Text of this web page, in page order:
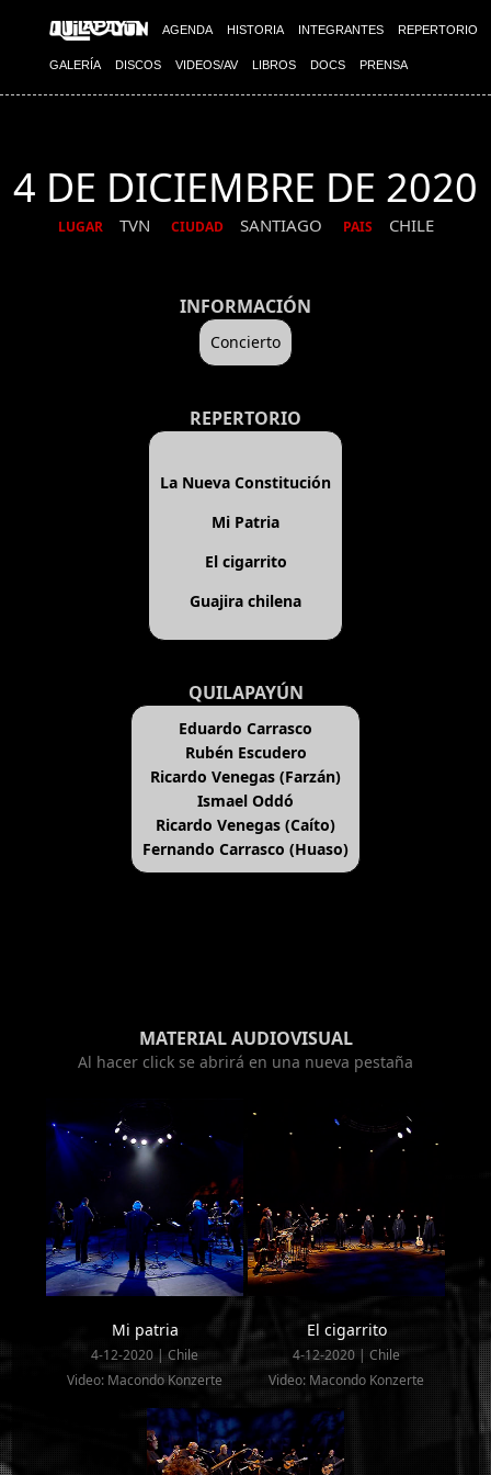
AGENDA HISTORIA INTEGRANTES REPERTORIO
GALERÍA DISCOS VIDEOS/AV LIBROS DOCS PRENSA
4 DE DICIEMBRE DE 2020
LUGAR TVN CIUDAD SANTIAGO PAIS CHILE
INFORMACIÓN
Concierto
REPERTORIO
La Nueva Constitución
Mi Patria
El cigarrito
Guajira chilena
QUILAPAYÚN
Eduardo Carrasco
Rubén Escudero
Ricardo Venegas (Farzán)
Ismael Oddó
Ricardo Venegas (Caíto)
Fernando Carrasco (Huaso)
MATERIAL AUDIOVISUAL
Al hacer click se abrirá en una nueva pestaña
Mi patria
4-12-2020 | Chile
Video: Macondo Konzerte
El cigarrito
4-12-2020 | Chile
Video: Macondo Konzerte